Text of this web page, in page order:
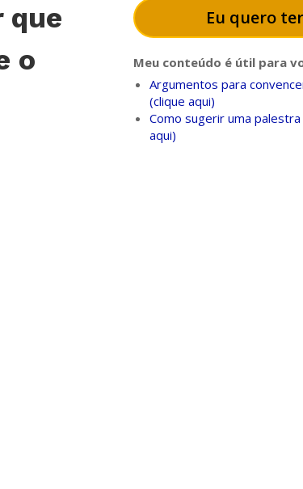
que
o
Eu quero
Meu conteúdo é útil para
Argumentos para
(clique aqui)
Como sugerir uma
aqui)